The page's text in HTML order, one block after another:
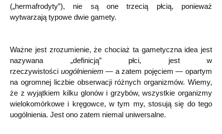
(„hermafrodyty”), nie są one trzecią płcią, ponieważ
wytwarzają typowe dwie gamety.
Ważne jest zrozumienie, że chociaż ta gametyczna idea jest
nazywana „definicją” płci, jest w
rzeczywistości uogólnieniem— a zatem pojęciem—opartym
na ogromnej liczbie obserwacji różnych organizmów. Wiemy,
że z wyjątkiem kilku glonów i grzybów, wszystkie organizmy
wielokomórkowe i kręgowce, w tym my, stosują się do tego
uogólnienia. Jest ono zatem niemal uniwersalne.